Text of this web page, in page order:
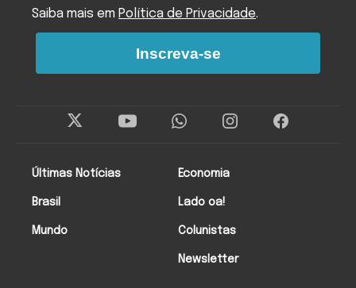
Últimas Notícias
Brasil
Mundo
Economia
Lado oa!
Colunistas
Newsletter
Saiba mais em Política de Privacidade.
Inscreva-se